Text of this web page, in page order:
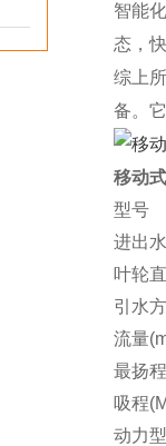
智能
态，
综上
备。
移动
型号
进出
叶轮
引水
流量
最扬
吸程
动力